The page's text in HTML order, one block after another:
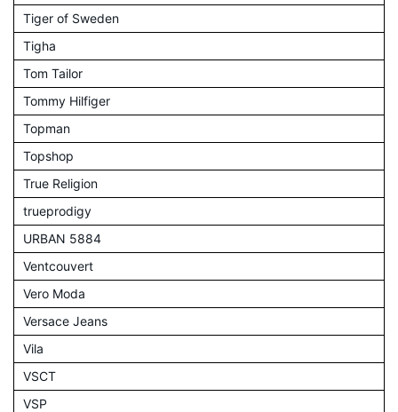
Tiger of Sweden
Tigha
Tom Tailor
Tommy Hilfiger
Topman
Topshop
True Religion
trueprodigy
URBAN 5884
Ventcouvert
Vero Moda
Versace Jeans
Vila
VSCT
VSP